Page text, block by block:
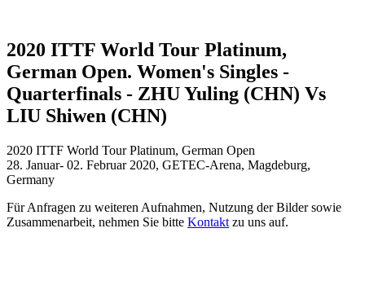
2020 ITTF World Tour Platinum,
German Open. Women's Singles -
Quarterfinals - ZHU Yuling (CHN) Vs
LIU Shiwen (CHN)
2020 ITTF World Tour Platinum, German Open
28. Januar- 02. Februar 2020, GETEC-Arena, Magdeburg,
Germany
Für Anfragen zu weiteren Aufnahmen, Nutzung der Bilder sowie
Zusammenarbeit, nehmen Sie bitte Kontakt zu uns auf.